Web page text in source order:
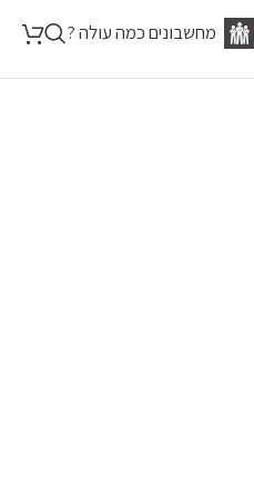
מחשבונים כמה עולה ?